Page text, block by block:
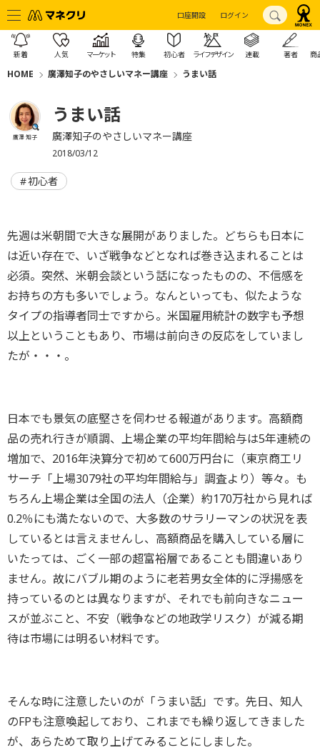
口座開設 ログイン
新着 人気 マーケット 特集 初心者 ライフデザイン 連載 著者 商
HOME 廣澤知子のやさしいマネー講座 うまい話
廣澤 知子
うまい話
廣澤知子のやさしいマネー講座
2018/03/12
初心者
先週は米朝間で大きな展開がありました。どちらも日本に
は近い存在で、いざ戦争などとなれば巻き込まれることは
必須。突然、米朝会談という話になったものの、不信感を
お持ちの方も多いでしょう。なんといっても、似たような
タイプの指導者同士ですから。米国雇用統計の数字も予想
以上ということもあり、市場は前向きの反応をしていまし
たが・・・。
日本でも景気の底堅さを伺わせる報道があります。高額商
品の売れ行きが順調、上場企業の平均年間給与は5年連続の
増加で、2016年決算分で初めて600万円台に（東京商工リ
サーチ「上場3079社の平均年間給与」調査より）等々。も
ちろん上場企業は全国の法人（企業）約170万社から見れば
0.2％にも満たないので、大多数のサラリーマンの状況を表
しているとは言えませんし、高額商品を購入している層に
いたっては、ごく一部の超富裕層であることも間違いあり
ません。故にバブル期のように老若男女全体的に浮揚感を
持っているのとは異なりますが、それでも前向きなニュー
スが並ぶこと、不安（戦争などの地政学リスク）が減る期
待は市場には明るい材料です。
そんな時に注意したいのが「うまい話」です。先日、知人
のFPも注意喚起しており、これまでも繰り返してきました
が、あらためて取り上げてみることにしました。